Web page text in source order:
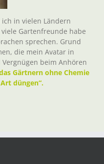
in vielen Ländern
Gartenfreunde habe
sprechen. Grund
die mein Avatar in
beim Anhören
Gärtnern ohne Chemie
düngen“.